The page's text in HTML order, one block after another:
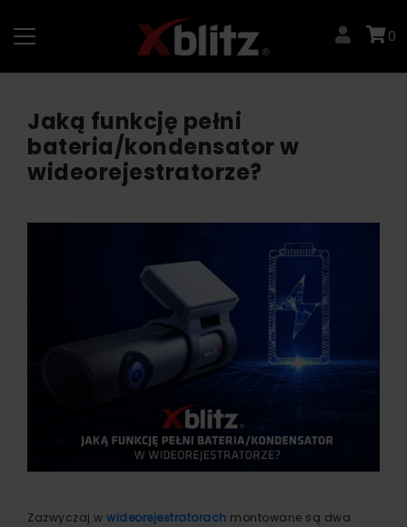
content
0
Jaką funkcję pełni
bateria/kondensator w
wideorejestratorze?
Zazwyczaj w wideorejestratorach montowane są dwa